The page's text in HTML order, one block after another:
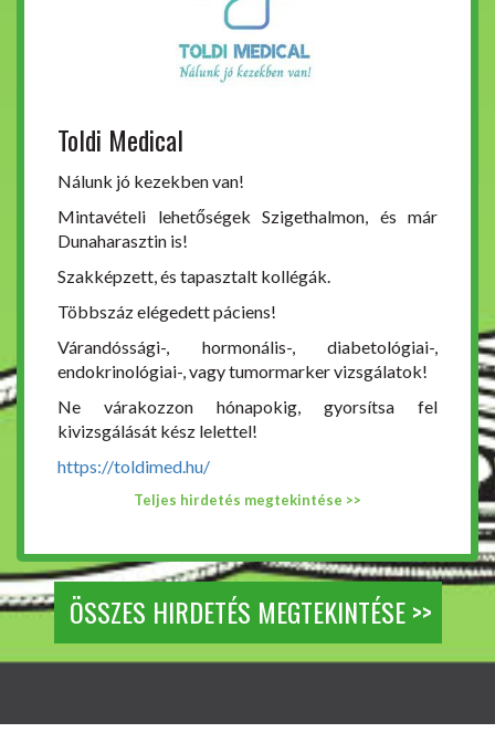
Toldi Medical
Nálunk jó kezekben van!
Mintavételi lehetőségek Szigethalmon, és már
Dunaharasztin is!
Szakképzett, és tapasztalt kollégák.
Többszáz elégedett páciens!
Várandóssági-, hormonális-, diabetológiai-,
endokrinológiai-, vagy tumormarker vizsgálatok!
Ne várakozzon hónapokig, gyorsítsa fel
kivizsgálását kész lelettel!
https://toldimed.hu/
Teljes hirdetés megtekintése >>
ÖSSZES HIRDETÉS MEGTEKINTÉSE >>